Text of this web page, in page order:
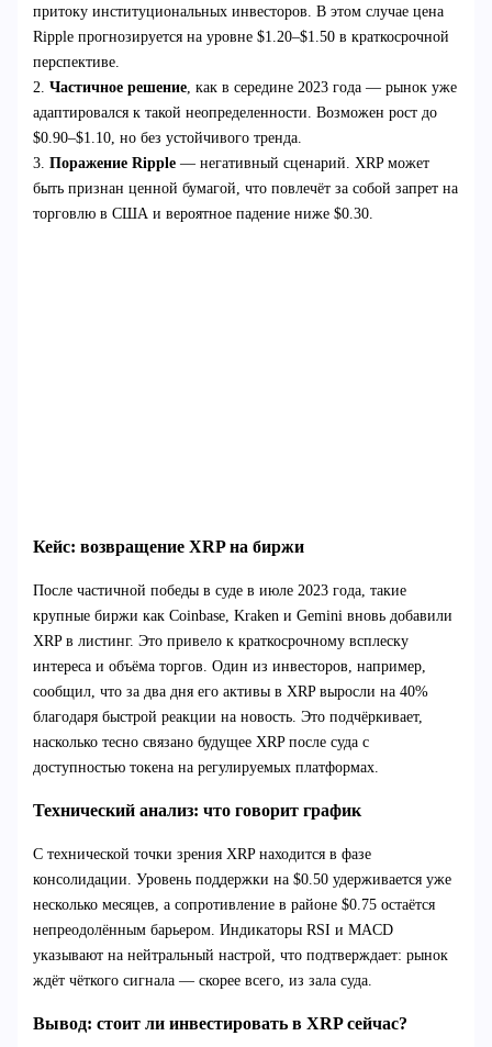
притоку институциональных инвесторов. В этом случае цена
Ripple прогнозируется на уровне $1.20–$1.50 в краткосрочной
перспективе.
2. Частичное решение, как в середине 2023 года — рынок уже
адаптировался к такой неопределенности. Возможен рост до
$0.90–$1.10, но без устойчивого тренда.
3. Поражение Ripple— негативный сценарий. XRP может
быть признан ценной бумагой, что повлечёт за собой запрет на
торговлю в США и вероятное падение ниже $0.30.
Кейс: возвращение XRP на биржи
После частичной победы в суде в июле 2023 года, такие
крупные биржи как Coinbase, Kraken и Gemini вновь добавили
XRP в листинг. Это привело к краткосрочному всплеску
интереса и объёма торгов. Один из инвесторов, например,
сообщил, что за два дня его активы в XRP выросли на 40%
благодаря быстрой реакции на новость. Это подчёркивает,
насколько тесно связано будущее XRP после суда с
доступностью токена на регулируемых платформах.
Технический анализ: что говорит график
С технической точки зрения XRP находится в фазе
консолидации. Уровень поддержки на $0.50 удерживается уже
несколько месяцев, а сопротивление в районе $0.75 остаётся
непреодолённым барьером. Индикаторы RSI и MACD
указывают на нейтральный настрой, что подтверждает: рынок
ждёт чёткого сигнала — скорее всего, из зала суда.
Вывод: стоит ли инвестировать в XRP сейчас?